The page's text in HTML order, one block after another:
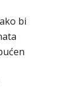
bi